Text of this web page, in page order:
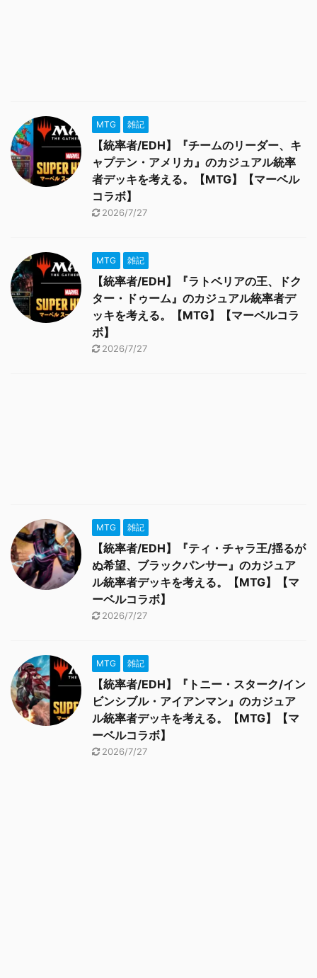
MTG 雑記
【統率者/EDH】『チームのリーダー、キ
ャプテン・アメリカ』のカジュアル統率
者デッキを考える。【MTG】【マーベル
コラボ】
2026/7/27
MTG 雑記
【統率者/EDH】『ラトベリアの王、ドク
ター・ドゥーム』のカジュアル統率者デ
ッキを考える。【MTG】【マーベルコラ
ボ】
2026/7/27
MTG 雑記
【統率者/EDH】『ティ・チャラ王/揺るが
ぬ希望、ブラックパンサー』のカジュア
ル統率者デッキを考える。【MTG】【マ
ーベルコラボ】
2026/7/27
MTG 雑記
【統率者/EDH】『トニー・スターク/イン
ビンシブル・アイアンマン』のカジュア
ル統率者デッキを考える。【MTG】【マ
ーベルコラボ】
2026/7/27